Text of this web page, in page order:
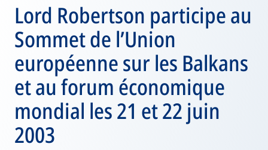
Lord Robertson participe au
Sommet de l’Union
européenne sur les Balkans
et au forum économique
mondial les 21 et 22 juin
2003